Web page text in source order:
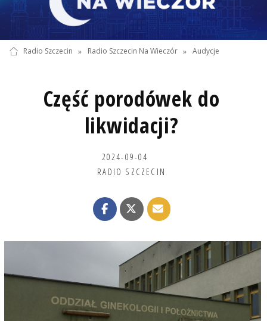
Radio Szczecin » Radio Szczecin Na Wieczór » Audycje
Część porodówek do
likwidacji?
2024-09-04
RADIO SZCZECIN